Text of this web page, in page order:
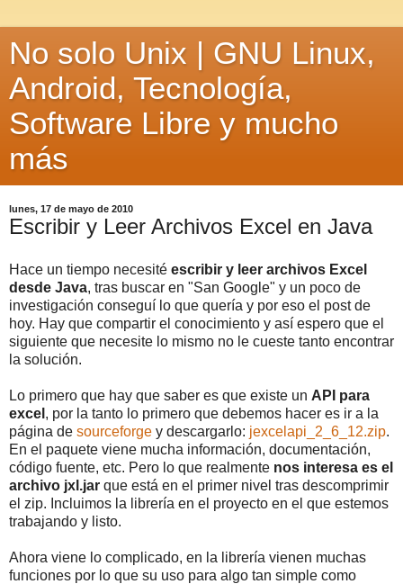
No solo Unix | GNU Linux,
Android, Tecnología,
Software Libre y mucho
más
lunes, 17 de mayo de 2010
Escribir y Leer Archivos Excel en Java
Hace un tiempo necesité escribir y leer archivos Excel
desde Java, tras buscar en "San Google" y un poco de
investigación conseguí lo que quería y por eso el post de
hoy. Hay que compartir el conocimiento y así espero que el
siguiente que necesite lo mismo no le cueste tanto encontrar
la solución.
Lo primero que hay que saber es que existe un API para
excel , por la tanto lo primero que debemos hacer es ir a la
página de sourceforge y descargarlo: jexcelapi_2_6_12.zip.
En el paquete viene mucha información, documentación,
código fuente, etc. Pero lo que realmente nos interesa es el
archivo jxl.jar que está en el primer nivel tras descomprimir
el zip. Incluimos la librería en el proyecto en el que estemos
trabajando y listo.
Ahora viene lo complicado, en la librería vienen muchas
funciones por lo que su uso para algo tan simple como